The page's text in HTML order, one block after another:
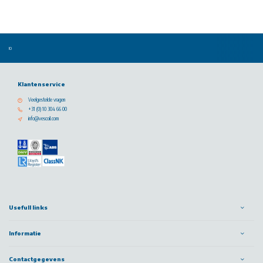
Klantenservice
Veelgestelde vragen
+31 (0) 10 304 66 00
info@vescoil.com
Usefull links
Informatie
Contactgegevens